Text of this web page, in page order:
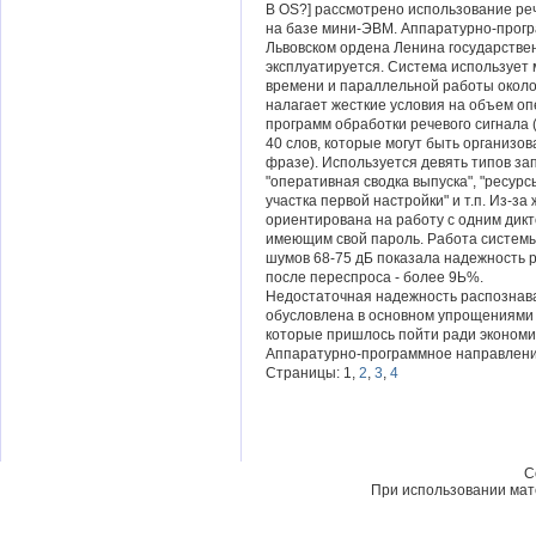
В OS?] рассмотрено использование
на базе мини-ЭВМ. Аппаратурно-
Львовском ордена Ленина
эксплуатируется. Система
времени и параллельной работы
налагает жесткие условия на объем
программ обработки речевого
40 слов, которые могут быть
фразе). Используется девять типов
"оперативная сводка выпуска",
участка первой настройки" и т.п. Из-
ориентирована на работу с одним
имеющим свой пароль. Работа
шумов 68-75 дБ показала
после переспроса - более 9Ь%.
Недостаточная надежность
обусловлена в основном
которые пришлось пойти ради
Аппаратурно-программное
Страницы: 1, 2, 3, 4
При использовании